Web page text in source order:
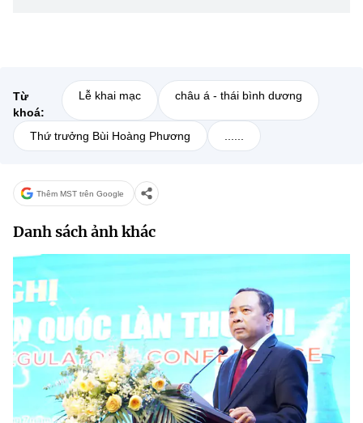
Từ
khoá:
Lễ khai mạc châu á - thái bình dương
Thứ trưởng Bùi Hoàng Phương ......
Thêm MST trên Google
Danh sách ảnh khác